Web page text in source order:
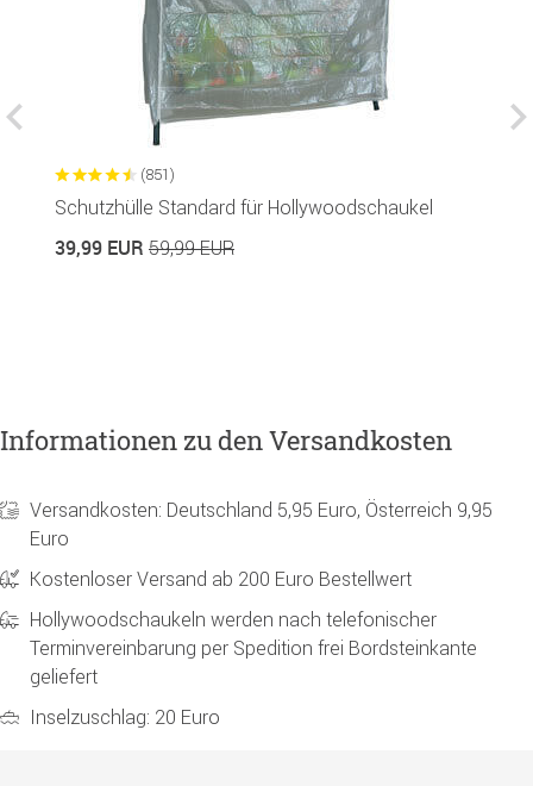
(851)
Schutzhülle Standard für Hollywoodschaukel
39,99 EUR 59,99 EUR
Informationen zu den Versandkosten
Versandkosten: Deutschland 5,95 Euro, Österreich 9,95
Euro
Kostenloser Versand ab 200 Euro Bestellwert
Hollywoodschaukeln werden nach telefonischer
Terminvereinbarung per Spedition frei Bordsteinkante
geliefert
Inselzuschlag: 20 Euro